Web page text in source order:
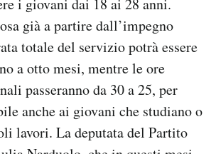
già a partire dall’impegno
totale del servizio potrà essere
a otto mesi, mentre le ore
passeranno da 30 a 25, per
anche ai giovani che studiano o
lavori. La deputata del Partito